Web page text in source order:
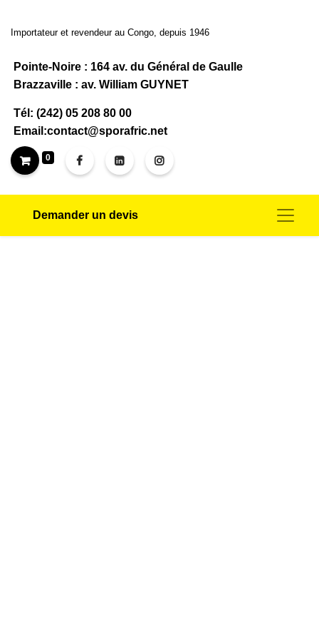
Importateur et revendeur au Congo, depuis 1946
Pointe-Noire : 164 av. du Général de Gaulle
Brazzaville : av. William GUYNET
Tél: (242) 05 208 80 00
Email:contact@sporafric.net
0
Demander un devis